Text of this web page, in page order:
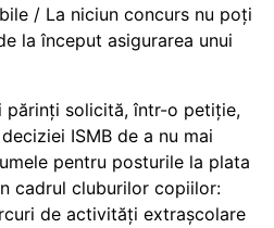
/ La niciun concurs nu poți
la început asigurarea unui
părinți solicită, într-o petiție,
ISMB de a nu mai
pentru posturile la plata
cadrul cluburilor copiilor:
de activități extrașcolare